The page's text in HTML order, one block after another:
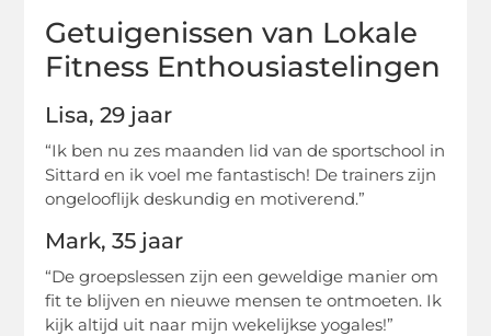
Getuigenissen van Lokale
Fitness Enthousiastelingen
Lisa, 29 jaar
“Ik ben nu zes maanden lid van de sportschool in
Sittard en ik voel me fantastisch! De trainers zijn
ongelooflijk deskundig en motiverend.”
Mark, 35 jaar
“De groepslessen zijn een geweldige manier om
fit te blijven en nieuwe mensen te ontmoeten. Ik
kijk altijd uit naar mijn wekelijkse yogales!”